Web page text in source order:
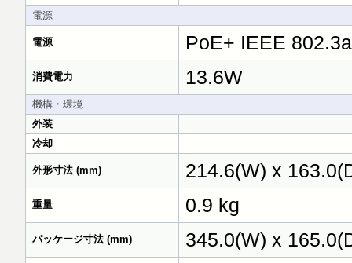
電源
電源 PoE+ IEEE
消費電力 13.6W
機構・環境
外装
冷却
外形寸法 (mm) 214.6(W) x
重量 0.9 kg
パッケージ寸法 (mm) 345.0(W) x